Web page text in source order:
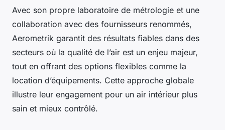
Avec son propre laboratoire de métrologie et une
collaboration avec des fournisseurs renommés,
Aerometrik garantit des résultats fiables dans des
secteurs où la qualité de l’air est un enjeu majeur,
tout en offrant des options flexibles comme la
location d’équipements. Cette approche globale
illustre leur engagement pour un air intérieur plus
sain et mieux contrôlé.